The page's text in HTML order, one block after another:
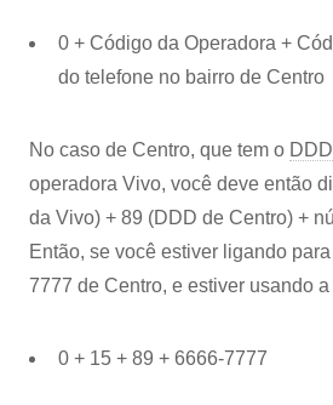
0 + Código da Operadora +
do telefone no bairro de Centro
No caso de Centro, que tem o
operadora Vivo, você deve então
da Vivo) + 89 (DDD de Centro) +
Então, se você estiver ligando
7777 de Centro, e estiver usando
0 + 15 + 89 + 6666-7777